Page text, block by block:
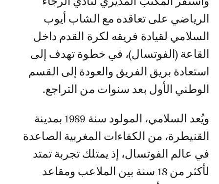
الرياضي على تعاقده مع الشاب أيوب
السلامي لقيادة فريقه لكرة القدم داخل
القاعة (الفوتسال)، في خطوة تهدف إلى
استعادة بريق الفريق والعودة إلى القسم
الوطني الأول بعد سنوات من التراجع.
ويُعد السلامي، المولود سنة 1989 بمدينة
القنيطرة، من الكفاءات المغربية الصاعدة
في عالم الفوتسال، إذ يمتلك تجربة تمتد
لأكثر من 18 سنة بين الملاعب ومقاعد